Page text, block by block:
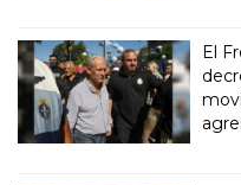
El